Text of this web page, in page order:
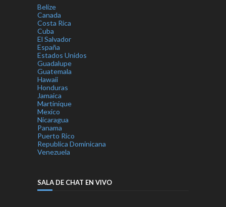
Belize
Canada
Costa Rica
Cuba
El Salvador
España
Estados Unidos
Guadalupe
Guatemala
Hawaii
Honduras
Jamaica
Martinique
Mexico
Nicaragua
Panama
Puerto Rico
Republica Dominicana
Venezuela
SALA DE CHAT EN VIVO